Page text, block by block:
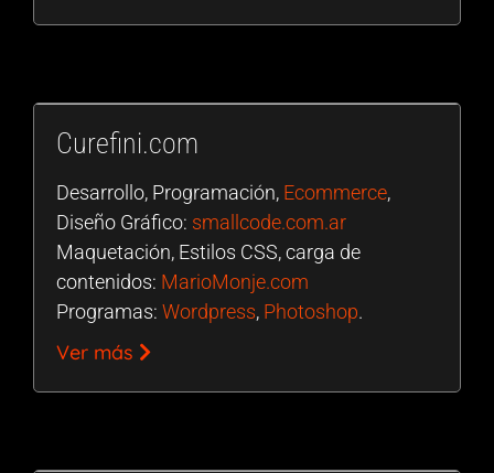
Curefini.com
Desarrollo, Programación, Ecommerce,
Diseño Gráfico: smallcode.com.ar
Maquetación, Estilos CSS, carga de
contenidos: MarioMonje.com
Programas: Wordpress, Photoshop.
Ver más